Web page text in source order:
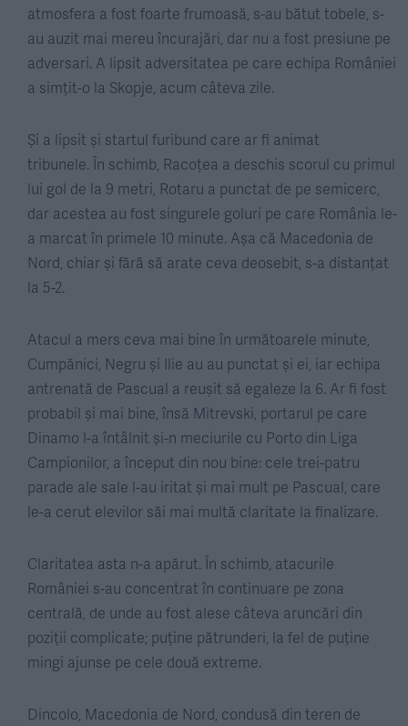
atmosfera a fost foarte frumoasă, s-au bătut tobele, s-
au auzit mai mereu încurajări, dar nu a fost presiune pe
adversari. A lipsit adversitatea pe care echipa României
a simțit-o la Skopje, acum câteva zile.
Și a lipsit și startul furibund care ar fi animat
tribunele. În schimb, Racoțea a deschis scorul cu primul
lui gol de la 9 metri, Rotaru a punctat de pe semicerc,
dar acestea au fost singurele goluri pe care România le-
a marcat în primele 10 minute. Așa că Macedonia de
Nord, chiar și fără să arate ceva deosebit, s-a distanțat
la 5-2.
Atacul a mers ceva mai bine în următoarele minute,
Cumpănici, Negru și Ilie au au punctat și ei, iar echipa
antrenată de Pascual a reușit să egaleze la 6. Ar fi fost
probabil și mai bine, însă Mitrevski, portarul pe care
Dinamo l-a întâlnit și-n meciurile cu Porto din Liga
Campionilor, a început din nou bine: cele trei-patru
parade ale sale l-au iritat și mai mult pe Pascual, care
le-a cerut elevilor săi mai multă claritate la finalizare.
Claritatea asta n-a apărut. În schimb, atacurile
României s-au concentrat în continuare pe zona
centrală, de unde au fost alese câteva aruncări din
poziții complicate; puține pătrunderi, la fel de puține
mingi ajunse pe cele două extreme.
Dincolo, Macedonia de Nord, condusă din teren de